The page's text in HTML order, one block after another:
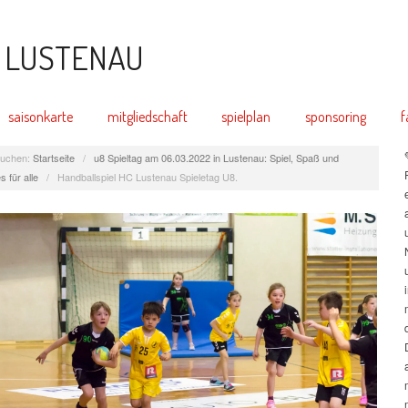
saisonkarte mitgliedschaft spielplan sponsoring
Startseite / u8 Spieltag am 06.03.2022 in Lustenau: Spiel, Spaß und
für alle / Handballspiel HC Lustenau Spieletag U8.